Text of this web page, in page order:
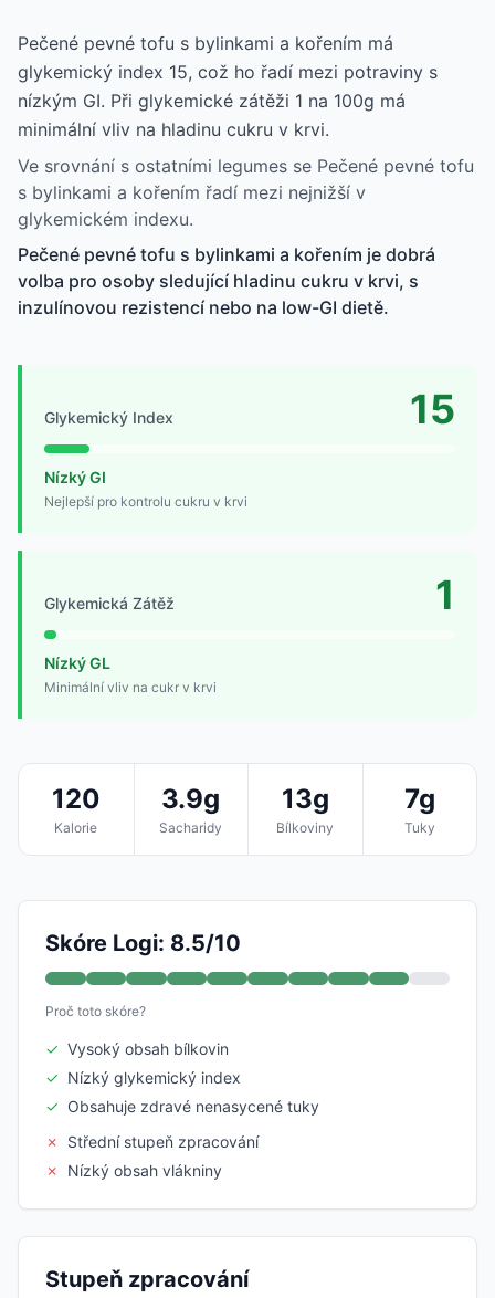
Pečené pevné tofu s bylinkami a kořením má
glykemický index 15, což ho řadí mezi potraviny s
nízkým GI. Při glykemické zátěži 1 na 100g má
minimální vliv na hladinu cukru v krvi.
Ve srovnání s ostatními legumes se Pečené pevné tofu
s bylinkami a kořením řadí mezi nejnižší v
glykemickém indexu.
Pečené pevné tofu s bylinkami a kořením je dobrá
volba pro osoby sledující hladinu cukru v krvi, s
inzulínovou rezistencí nebo na low-GI dietě.
Glykemický Index 15
Nízký GI
Nejlepší pro kontrolu cukru v krvi
Glykemická Zátěž 1
Nízký GL
Minimální vliv na cukr v krvi
120
Kalorie
3.9g
Sacharidy
13g
Bílkoviny
7g
Tuky
Skóre Logi: 8.5/10
Proč toto skóre?
✓ Vysoký obsah bílkovin
✓ Nízký glykemický index
✓ Obsahuje zdravé nenasycené tuky
✗
Střední stupeň zpracování
✗
Nízký obsah vlákniny
Stupeň zpracování